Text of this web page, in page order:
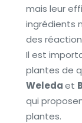
mais leur
ingrédients
des
Il est
plantes de
Weledaet
qui
plantes.